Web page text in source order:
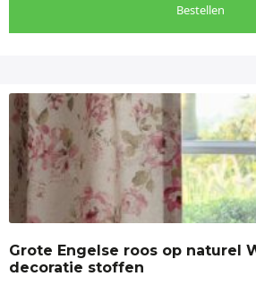
Bestellen
Grote Engelse roos op naturel
decoratie stoffen